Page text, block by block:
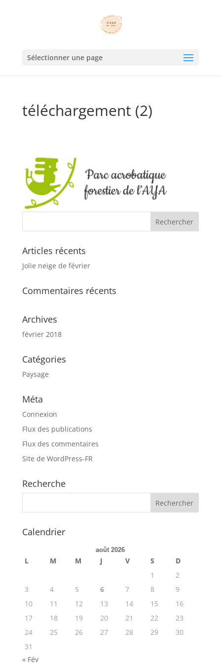
Sélectionner une page
téléchargement (2)
Articles récents
Jolie neige de février
Commentaires récents
Archives
février 2018
Catégories
Paysage
Méta
Connexion
Flux des publications
Flux des commentaires
Site de WordPress-FR
Recherche
Calendrier
août 2026
L M M J V S
D
1
2
3
4 5 6 7 8
9
10
11 12 13 14 15
16
17
18 19 20 21 22
23
24
25 26 27 28 29
30
31
« Fév